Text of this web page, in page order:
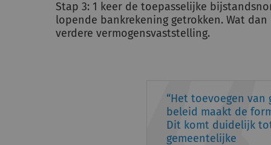
Stap 3: 1 keer de toepasselijke
lopende bankrekening getrokken. Wat
verdere vermogensvaststelling.
Het toevoegen van
beleid maakt de
Dit komt duidelijk
gemeentelijke